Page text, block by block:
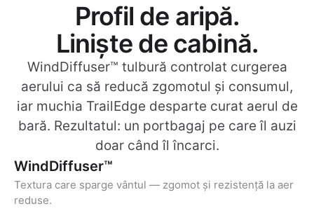
Profil de aripă.
Liniște de cabină.
WindDiffuser™ tulbură controlat curgerea
aerului ca să reducă zgomotul și consumul,
iar muchia TrailEdge desparte curat aerul de
bară. Rezultatul: un portbagaj pe care îl auzi
doar când îl încarci.
WindDiffuser™
Textura care sparge vântul — zgomot și rezistență la aer
reduse.